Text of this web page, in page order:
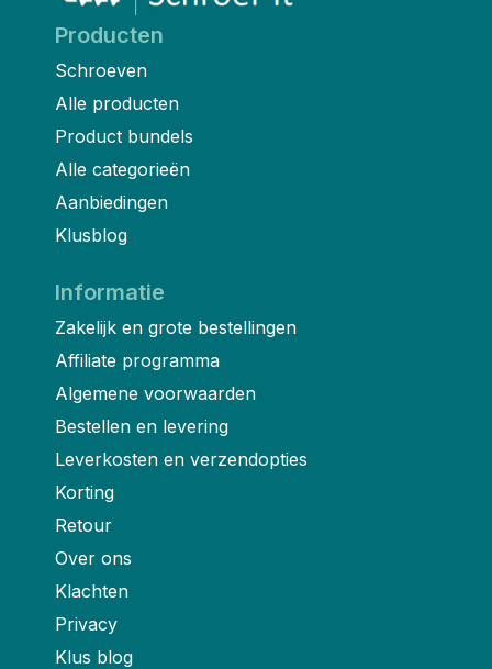
Producten
Schroeven
Alle producten
Product bundels
Alle categorieën
Aanbiedingen
Klusblog
Informatie
Zakelijk en grote bestellingen
Affiliate programma
Algemene voorwaarden
Bestellen en levering
Leverkosten en verzendopties
Korting
Retour
Over ons
Klachten
Privacy
Klus blog